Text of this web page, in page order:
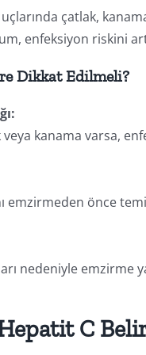
çatlak,
enfeksiyon riskini
Dikkat Edilmeli?
kanama varsa,
emzirmeden önce
nedeniyle emzirme
C